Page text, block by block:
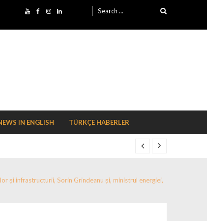
Search for:
IN ENGLISH TÜRKÇE HABERLER
și infrastructurii, Sorin Grindeanu și, ministrul energiei,